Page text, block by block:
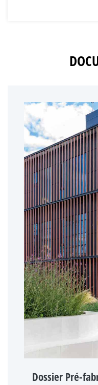
Dossier Pré-